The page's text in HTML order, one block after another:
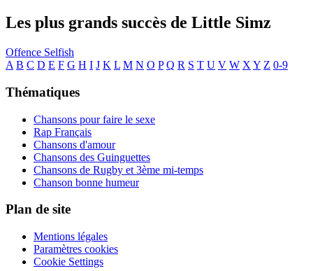
Les plus grands succès de Little Simz
Offence Selfish
A B C D E F G H I J K L M N O P Q R S T U V W X Y Z 0-9
Thématiques
Chansons pour faire le sexe
Rap Français
Chansons d'amour
Chansons des Guinguettes
Chansons de Rugby et 3ème mi-temps
Chanson bonne humeur
Plan de site
Mentions légales
Paramètres cookies
Cookie Settings